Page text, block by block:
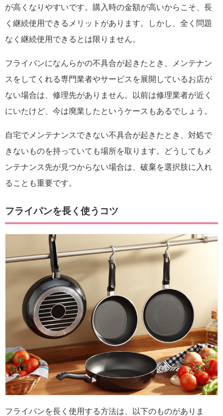
が高くなりやすいです。購入時の金額が高いからこそ、長
く継続使用できるメリットがあります。しかし、全く問題
なく継続使用できるとは限りません。
フライパンになんらかの不具合が起きたとき、メンテナン
スをしてくれる専門業者やサービスを展開しているお店が
ない場合は、修理先がありません。以前は修理業者が近く
にいたけど、今は廃業したというケースもあるでしょう。
自宅でメンテナンスできない不具合が起きたとき、対処で
きないものを持っていても場所を取ります。どうしてもメ
ンテナンス先が見つからない場合は、破棄を選択肢に入れ
ることも重要です。
フライパンを長く使うコツ
フライパンを長く使用する方法は、以下のものがありま